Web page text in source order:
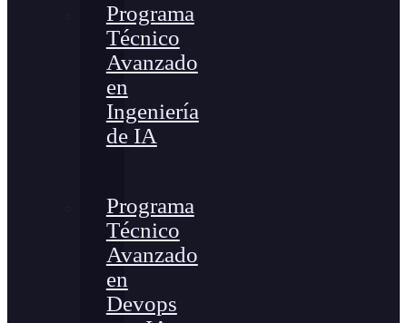
Programa
Técnico
Avanzado
en
Ingeniería
de IA
Programa
Técnico
Avanzado
en
Devops